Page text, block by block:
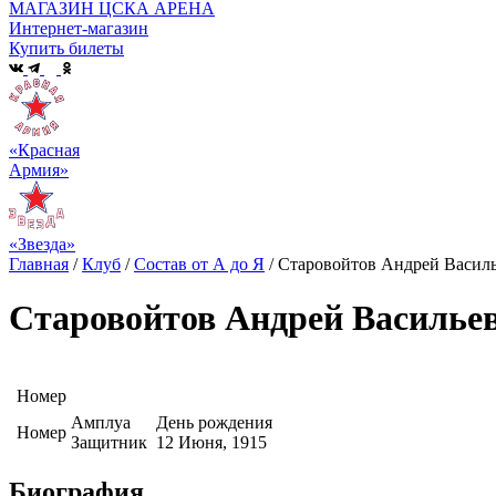
МАГАЗИН ЦСКА АРЕНА
Интернет-магазин
Купить билеты
«Красная
Армия»
«Звезда»
Главная /Клуб /Состав от А до Я /Старовойтов Андрей
Старовойтов Андрей
Номер
Номер
Амплуа
Защитник
День рождения
12 Июня, 1915